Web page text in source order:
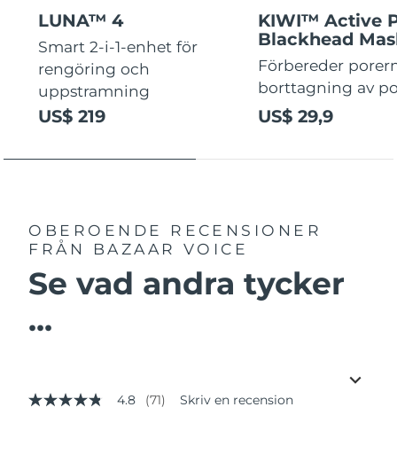
LUNA™ 4
Smart 2-i-1-enhet för
rengöring och
uppstramning
US$ 219
KIWI™ Active
Blackhead
Förbereder
borttagning av
US$ 29,9
OBEROENDE RECENSIONER
FRÅN BAZAAR VOICE
Se vad andra tycker
...
4.8
4.8 (71) Skriv en recension